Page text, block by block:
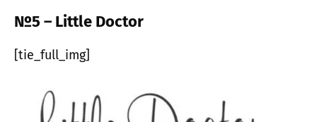
№5 – Little Doctor
[tie_full_img]